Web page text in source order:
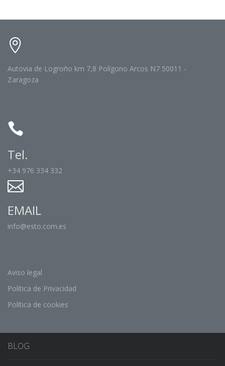
Autovia de Logroño km 7,8 Polígono Arcos N7 50011 -
Zaragoza
Tel.
+34 976 334 332
EMAIL
info@esto.com.es
Aviso legal
Política de Privacidad
Política de cookies
BLOG